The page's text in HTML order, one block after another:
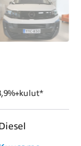
Diesel